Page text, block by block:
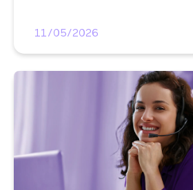
11/05/2026